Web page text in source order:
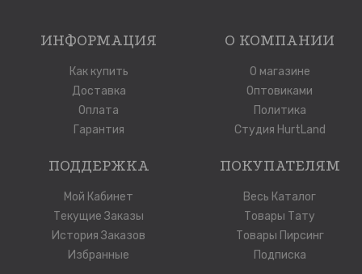
ИНФОРМАЦИЯ
Как купить
Доставка
Оплата
Гарантия
О КОМПАНИИ
О магазине
Оптовиками
Политика
Студия HurtLand
ПОДДЕРЖКА
Мой Кабинет
Текущие Заказы
История Заказов
Избранные
ПОКУПАТЕЛЯМ
Весь Каталог
Товары Тату
Товары Пирсинг
Подписка